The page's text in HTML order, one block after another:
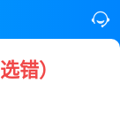
错）